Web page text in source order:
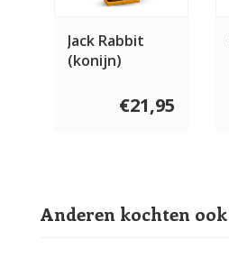
Jack Rabbit
(konijn)
€21,95
Anderen kochten ook